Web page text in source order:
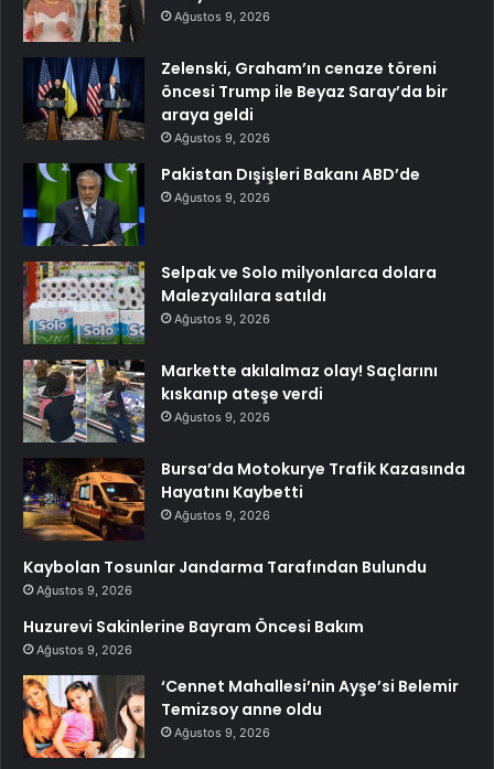
Ağustos 9, 2026
Zelenski, Graham’ın cenaze töreni
öncesi Trump ile Beyaz Saray’da bir
araya geldi
Ağustos 9, 2026
Pakistan Dışişleri Bakanı ABD’de
Ağustos 9, 2026
Selpak ve Solo milyonlarca dolara
Malezyalılara satıldı
Ağustos 9, 2026
Markette akılalmaz olay! Saçlarını
kıskanıp ateşe verdi
Ağustos 9, 2026
Bursa’da Motokurye Trafik Kazasında
Hayatını Kaybetti
Ağustos 9, 2026
Kaybolan Tosunlar Jandarma Tarafından Bulundu
Ağustos 9, 2026
Huzurevi Sakinlerine Bayram Öncesi Bakım
Ağustos 9, 2026
‘Cennet Mahallesi’nin Ayşe’si Belemir
Temizsoy anne oldu
Ağustos 9, 2026